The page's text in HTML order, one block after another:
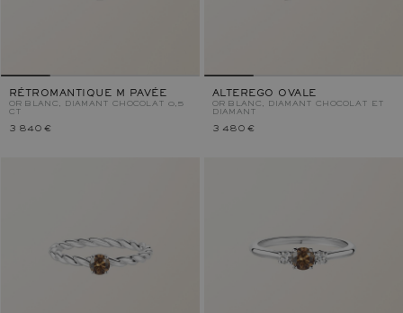
RÉTROMANTIQUE M PAVÉE
OR BLANC, DIAMANT CHOCOLAT 0,5
CT
3 840 €
ALTEREGO OVALE
OR BLANC, DIAMANT CHOCOLAT ET
DIAMANT
3 480 €